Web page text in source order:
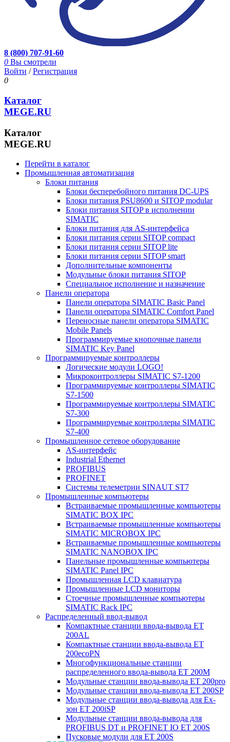
8 (800) 707-91-60
0 Вы смотрели
Войти /Регистрация
0
Каталог
MEGE.RU
Каталог
MEGE.RU
Перейти в каталог
Промышленная автоматизация
Блоки питания
Блоки бесперебойного питания DC-UPS
Блоки питания PSU8600 и SITOP modular
Блоки питания SITOP в исполнении
SIMATIC
Блоки питания для AS-интерфейса
Блоки питания серии SITOP compact
Блоки питания серии SITOP lite
Блоки питания серии SITOP smart
Дополнительные компоненты
Модульные блоки питания SITOP
Специальное исполнение и назначение
Панели оператора
Панели оператора SIMATIC Basic Panel
Панели оператора SIMATIC Comfort Panel
Переносные панели оператора SIMATIC
Mobile Panels
Программируемые кнопочные панели
SIMATIC Key Panel
Программируемые контроллеры
Логические модули LOGO!
Микроконтроллеры SIMATIC S7-1200
Программируемые контроллеры SIMATIC
S7-1500
Программируемые контроллеры SIMATIC
S7-300
Программируемые контроллеры SIMATIC
S7-400
Промышленное сетевое оборудование
AS-интерфейс
Industrial Ethernet
PROFIBUS
PROFINET
Системы телеметрии SINAUT ST7
Промышленные компьютеры
Встраиваемые промышленные компьютеры
SIMATIC BOX IPC
Встраиваемые промышленные компьютеры
SIMATIC MICROBOX IPC
Встраиваемые промышленные компьютеры
SIMATIC NANOBOX IPC
Панельные промышленные компьютеры
SIMATIC Panel IPC
Промышленная LCD клавиатура
Промышленные LCD мониторы
Стоечные промышленные компьютеры
SIMATIC Rack IPC
Распределенный ввод-вывод
Компактные станции ввода-вывода ET
200AL
Компактные станции ввода-вывода ET
200ecoPN
Многофункциональные станции
распределенного ввода-вывода ET 200M
Модульные станции ввода-вывода ET 200pro
Модульные станции ввода-вывода ET 200SP
Модульные станции ввода-вывода для Ex-
зон ET 200iSP
Модульные станции ввода-вывода для
PROFIBUS DT и PROFINET IO ET 200S
Пусковые модули для ET 200S